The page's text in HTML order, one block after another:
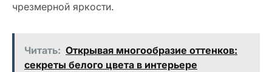
чрезмерной яркости.
Читать: Открывая многообразие оттенков:
секреты белого цвета в интерьере